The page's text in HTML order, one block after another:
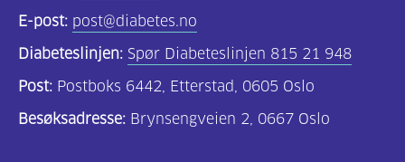
E-post: post@diabetes.no
Diabeteslinjen: Spør Diabeteslinjen 815 21 948
Post: Postboks 6442, Etterstad, 0605 Oslo
Besøksadresse: Brynsengveien 2, 0667 Oslo